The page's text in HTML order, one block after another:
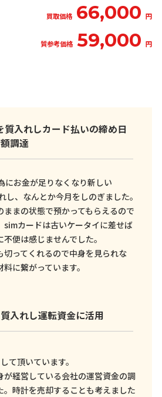
買取価格 66,000 円
質参考価格 59,000 円
入れしカード払いの締め日
調達
にお金が足りなくなり新しい
、なんとか今月をしのぎました。
ままの状態で預かってもらえるので
simカードは古いケータイに差せば
便は感じませんでした。
切ってくれるので中身を見られな
に繋がっています。
入れし運転資金に活用
て頂いています。
が経営している会社の運営資金の調
。時計を売却することも考えました